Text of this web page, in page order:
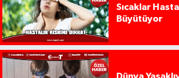
Sıcaklar
Büyütüyor